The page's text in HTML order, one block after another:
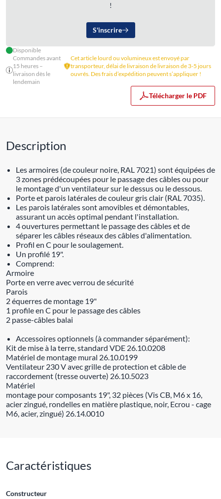
!
S'inscrire
Disponible
Commandes avant
15 heures –
livraison dès le
lendemain
Cet article lourd ou volumineux est envoyé par
transporteur, délai de livraison de livraison de 3-5 jours
ouvrés. Des frais d’expédition peuvent s’appliquer !
Télécharger le PDF
Description
Les armoires (de couleur noire, RAL 7021) sont équipées de
3 zones prédécoupées pour le passage des câbles ou pour
le montage d'un ventilateur sur le dessus ou le dessous.
Porte et parois latérales de couleur gris clair (RAL 7035).
Les parois latérales sont amovibles et démontables,
assurant un accès optimal pendant l'installation.
4 ouvertures permettant le passage des câbles et de
séparer les câbles réseaux des câbles d'alimentation.
Profil en C pour le soulagement.
Un profilé 19".
Comprend:
Armoire
Porte en verre avec verrou de sécurité
Parois
2 équerres de montage 19"
1 profile en C pour le passage des câbles
2 passe-câbles balai
Accessoires optionnels (à commander séparément):
Kit de mise à la terre, standard VDE 26.10.0208
Matériel de montage mural 26.10.0199
Ventilateur 230 V avec grille de protection et câble de
raccordement (tresse ouverte) 26.10.5023
Matériel
montage pour composants 19", 32 pièces (Vis CB, M6 x 16,
acier zingué, rondelles en matière plastique, noir, Ecrou - cage
M6, acier, zingué) 26.14.0010
Caractéristiques
Constructeur